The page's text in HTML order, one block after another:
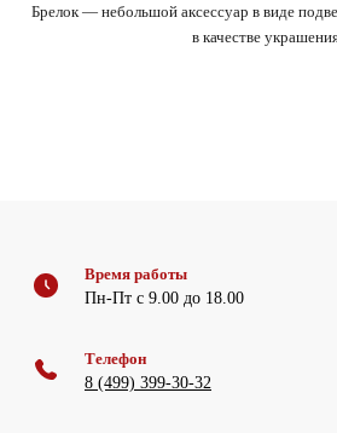
Брелок — небольшой аксессуар в виде
в качестве
Время работы
Пн-Пт с 9.00 до 18.00
Телефон
8 (499) 399-30-32